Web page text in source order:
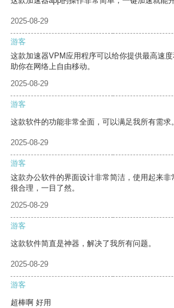
2025-08-29
游客
这款加速器VPM应用程序可以给你提供最高速
助你在网络上自由移动。
2025-08-29
游客
这款软件的功能非常全面，可以满足我所有需求。
2025-08-29
游客
这款办公软件的界面设计非常简洁，使用起来
很合理，一目了然。
2025-08-29
游客
这款软件简直是神器，解决了我所有问题。
2025-08-29
游客
超棒啊 好用